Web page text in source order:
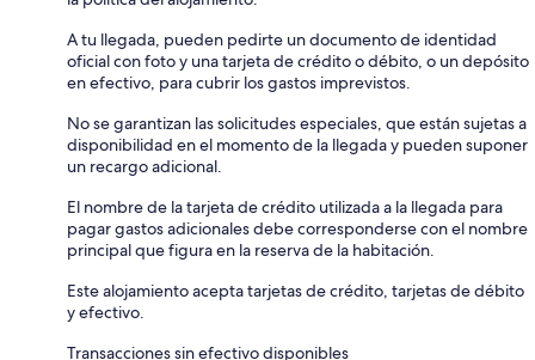
A tu llegada, pueden pedirte un documento de identidad
oficial con foto y una tarjeta de crédito o débito, o un depósito
en efectivo, para cubrir los gastos imprevistos.
No se garantizan las solicitudes especiales, que están sujetas a
disponibilidad en el momento de la llegada y pueden suponer
un recargo adicional.
El nombre de la tarjeta de crédito utilizada a la llegada para
pagar gastos adicionales debe corresponderse con el nombre
principal que figura en la reserva de la habitación.
Este alojamiento acepta tarjetas de crédito, tarjetas de débito
y efectivo.
Transacciones sin efectivo disponibles